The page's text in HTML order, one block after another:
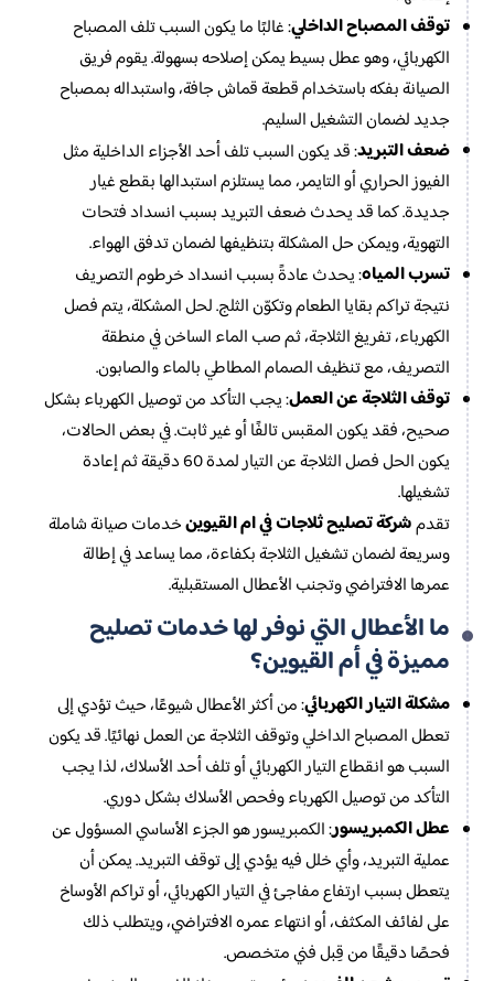
توقف المصباح الداخلي: غالبًا ما يكون السبب تلف المصباح
الكهربائي، وهو عطل بسيط يمكن إصلاحه بسهولة. يقوم فريق
الصيانة بفكه باستخدام قطعة قماش جافة، واستبداله بمصباح
جديد لضمان التشغيل السليم.
ضعف التبريد: قد يكون السبب تلف أحد الأجزاء الداخلية مثل
الفيوز الحراري أو التايمر، مما يستلزم استبدالها بقطع غيار
جديدة. كما قد يحدث ضعف التبريد بسبب انسداد فتحات
التهوية، ويمكن حل المشكلة بتنظيفها لضمان تدفق الهواء.
تسرب المياه: يحدث عادةً بسبب انسداد خرطوم التصريف
نتيجة تراكم بقايا الطعام وتكوّن الثلج. لحل المشكلة، يتم فصل
الكهرباء، تفريغ الثلاجة، ثم صب الماء الساخن في منطقة
التصريف، مع تنظيف الصمام المطاطي بالماء والصابون.
توقف الثلاجة عن العمل: يجب التأكد من توصيل الكهرباء بشكل
صحيح، فقد يكون المقبس تالفًا أو غير ثابت. في بعض الحالات،
يكون الحل فصل الثلاجة عن التيار لمدة 60 دقيقة ثم إعادة
تشغيلها.
تقدمشركة تصليح ثلاجات في ام القيوينخدمات صيانة شاملة
وسريعة لضمان تشغيل الثلاجة بكفاءة، مما يساعد في إطالة
عمرها الافتراضي وتجنب الأعطال المستقبلية.
ما الأعطال التي نوفر لها خدمات تصليح
مميزة في أم القيوين؟
مشكلة التيار الكهربائي: من أكثر الأعطال شيوعًا، حيث تؤدي إلى
تعطل المصباح الداخلي وتوقف الثلاجة عن العمل نهائيًا. قد يكون
السبب هو انقطاع التيار الكهربائي أو تلف أحد الأسلاك، لذا يجب
التأكد من توصيل الكهرباء وفحص الأسلاك بشكل دوري.
عطل الكمبريسور: الكمبريسور هو الجزء الأساسي المسؤول عن
عملية التبريد، وأي خلل فيه يؤدي إلى توقف التبريد. يمكن أن
يتعطل بسبب ارتفاع مفاجئ في التيار الكهربائي، أو تراكم الأوساخ
على لفائف المكثف، أو انتهاء عمره الافتراضي، ويتطلب ذلك
فحصًا دقيقًا من قِبل فني متخصص.